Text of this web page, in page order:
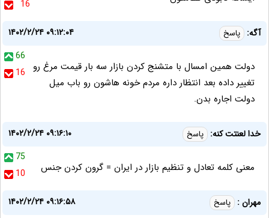
16
آگه: پاسخ
۱۴۰۲/۲/۲۴ ۰۹:۱۲:۰۴
66
16
دولت همین امسال با متشنج کردن بازار سه بار قیمت مرغ رو
تغییر داده بعد انتظار داره مردم خونه هاشون رو باب میل
دولت اجاره بدن.
خدا لعنتت کنه: پاسخ
۱۴۰۲/۲/۲۴ ۰۹:۱۶:۱۰
75
10
معنی کلمه تعادل و تنظیم بازار در ایران = گرون کردن جنس
مهران : پاسخ
۱۴۰۲/۲/۲۴ ۰۹:۱۶:۵۸